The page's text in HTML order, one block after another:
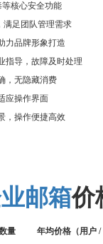
核心安全功能
满足团队管理需求
力品牌形象打造
指导，故障及时处理
，无隐藏消费
应操作界面
，操作便捷高效
邮箱价
量
年均价格（用户 /